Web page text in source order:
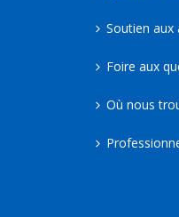
Soutien aux
Foire aux
Où nous